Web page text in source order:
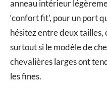
anneau intérieur
‘confort fit’, pour un port
hésitez entre deux tailles,
surtout si le modèle de
chevalières larges ont
les fines.